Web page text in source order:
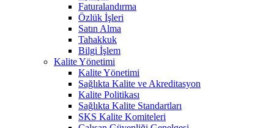
Faturalandırma
Özlük İşleri
Satın Alma
Tahakkuk
Bilgi İşlem
Kalite Yönetimi
Kalite Yönetimi
Sağlıkta Kalite ve Akreditasyon
Kalite Politikası
Sağlıkta Kalite Standartları
SKS Kalite Komiteleri